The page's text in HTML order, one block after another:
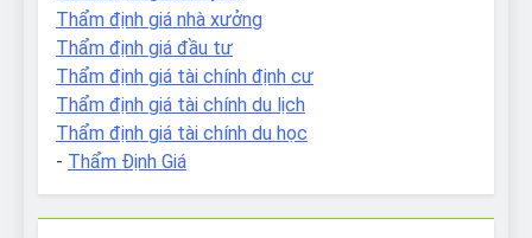
Thẩm định giá nhà xưởng
Thẩm định giá đầu tư
Thẩm định giá tài chính định cư
Thẩm định giá tài chính du lịch
Thẩm định giá tài chính du học
- Thẩm Định Giá